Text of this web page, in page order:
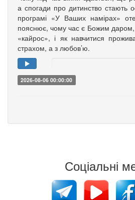
а спогади про дитинство стають
програмі «У Ваших намірах»
пояснює, чому час є Божим даром,
«кайрос», і як навчитися
страхом, а з любов’ю.
2026-08-06 00:00:00
Соціальні